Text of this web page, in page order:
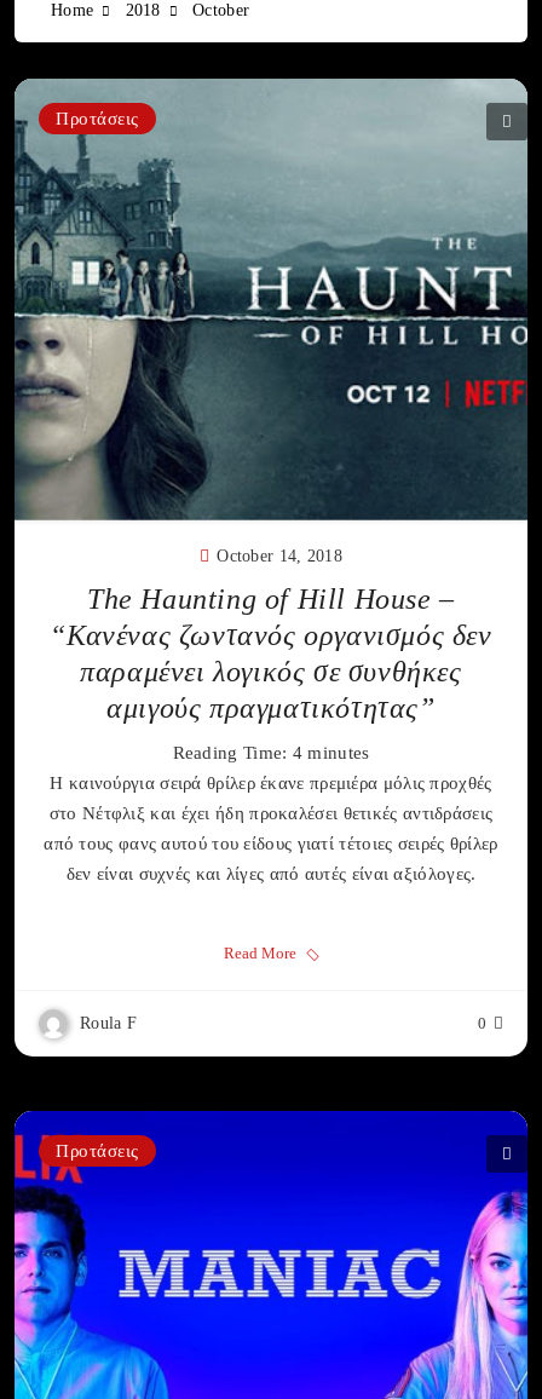
Home 2018 October
Προτάσεις
October 14, 2018
The Haunting of Hill House –
“Κανένας ζωντανός οργανισμός δεν
παραμένει λογικός σε συνθήκες
αμιγούς πραγματικότητας”
Reading Time: 4 minutes
H καινούργια σειρά θρίλερ έκανε πρεμιέρα μόλις προχθές
στο Νέτφλιξ και έχει ήδη προκαλέσει θετικές αντιδράσεις
από τους φανς αυτού του είδους γιατί τέτοιες σειρές θρίλερ
δεν είναι συχνές και λίγες από αυτές είναι αξιόλογες.
Read More
Roula F 0
Προτάσεις